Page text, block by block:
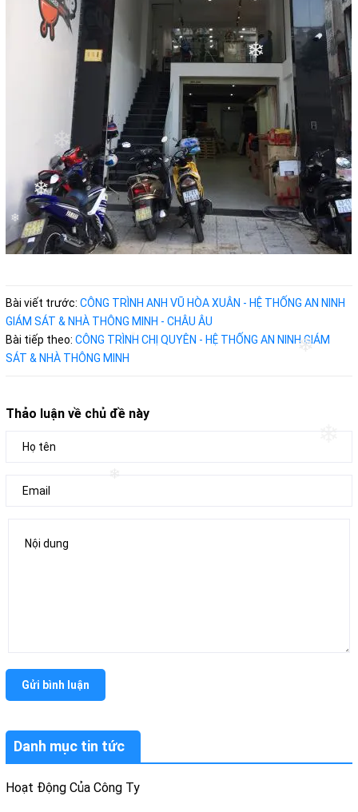
Danh mục tin tức
Hoạt Động Của Công Ty
Bài viết trước: CÔNG TRÌNH ANH VŨ HÒA XUÂN - HỆ THỐNG AN NINH
GIÁM SÁT & NHÀ THÔNG MINH - CHÂU ÂU
Bài tiếp theo: CÔNG TRÌNH CHỊ QUYÊN - HỆ THỐNG AN NINH GIÁM
SÁT & NHÀ THÔNG MINH
Thảo luận về chủ đề này
Gửi bình luận
❄
❄
❄
❄
❄
❄